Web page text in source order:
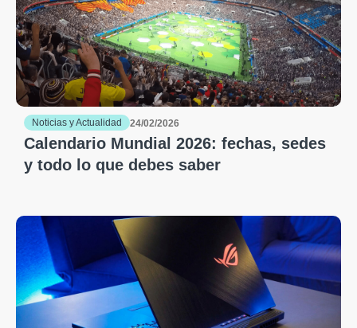
Noticias y Actualidad 24/02/2026
Calendario Mundial 2026: fechas, sedes
y todo lo que debes saber